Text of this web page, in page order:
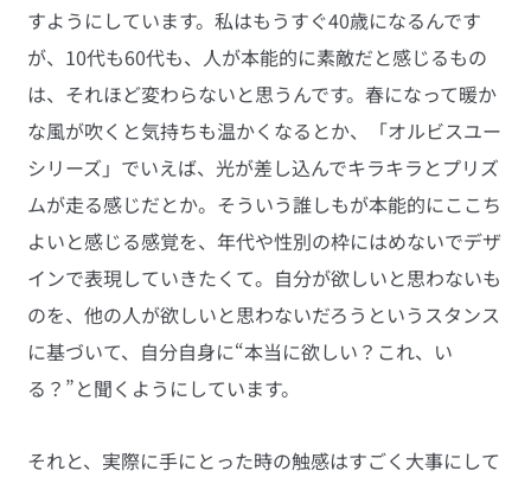
すようにしています。私はもうすぐ40歳になるんです
が、10代も60代も、人が本能的に素敵だと感じるもの
は、それほど変わらないと思うんです。春になって暖か
な風が吹くと気持ちも温かくなるとか、「オルビスユー
シリーズ」でいえば、光が差し込んでキラキラとプリズ
ムが走る感じだとか。そういう誰しもが本能的にここち
よいと感じる感覚を、年代や性別の枠にはめないでデザ
インで表現していきたくて。自分が欲しいと思わないも
のを、他の人が欲しいと思わないだろうというスタンス
に基づいて、自分自身に“本当に欲しい？これ、い
る？”と聞くようにしています。
それと、実際に手にとった時の触感はすごく大事にして